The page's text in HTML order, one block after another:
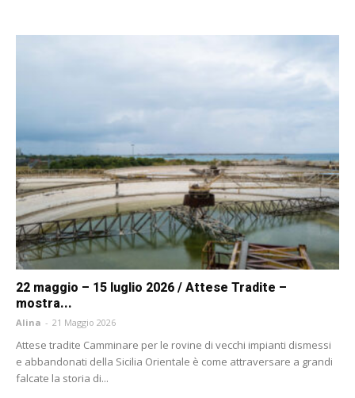
22 maggio – 15 luglio 2026 / Attese Tradite –
mostra...
Alina - 21 Maggio 2026
Attese tradite Camminare per le rovine di vecchi impianti dismessi
e abbandonati della Sicilia Orientale è come attraversare a grandi
falcate la storia di...